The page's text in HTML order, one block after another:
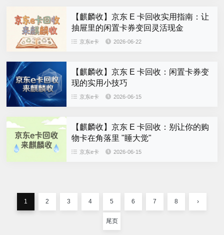
【麒麟收】京东 E 卡回收实用指南：让
抽屉里的闲置卡券变回灵活现金
京东e卡 2026-06-22
【麒麟收】京东 E 卡回收：闲置卡券变
现的实用小技巧
京东e卡 2026-06-15
【麒麟收】京东 E 卡回收：别让你的购
物卡在角落里 "睡大觉"
京东e卡 2026-06-15
1 2 3 4 5 6 7 8 ›
尾页